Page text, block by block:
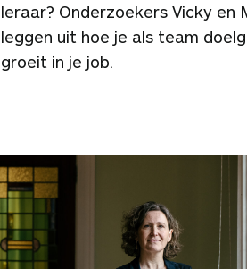
leraar? Onderzoekers Vicky en
leggen uit hoe je als team
groeit in je job.